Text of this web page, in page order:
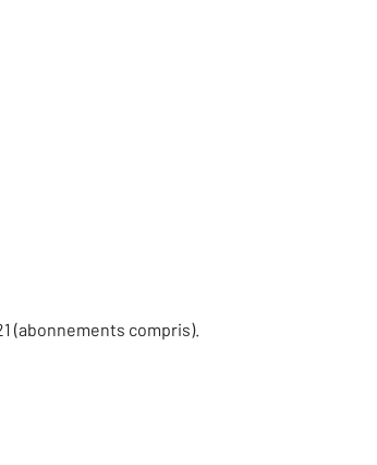
(abonnements compris).